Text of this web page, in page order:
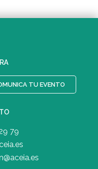
TU EVENTO
79